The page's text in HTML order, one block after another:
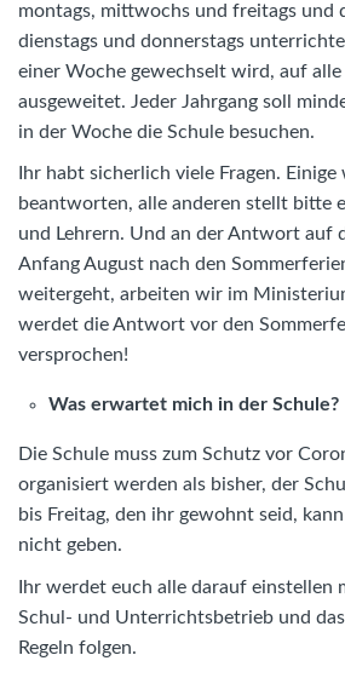
montags, mittwochs und freitags und
dienstags und donnerstags
einer Woche gewechselt wird, auf alle
ausgeweitet. Jeder Jahrgang soll
in der Woche die Schule besuchen.
Ihr habt sicherlich viele Fragen.
beantworten, alle anderen stellt bitte
und Lehrern. Und an der Antwort auf
Anfang August nach den
weitergeht, arbeiten wir im
werdet die Antwort vor den
versprochen!
Was erwartet mich in der Schule?
Die Schule muss zum Schutz vor
organisiert werden als bisher, der
bis Freitag, den ihr gewohnt seid,
nicht geben.
Ihr werdet euch alle darauf einstellen
Schul- und Unterrichtsbetrieb und
Regeln folgen.